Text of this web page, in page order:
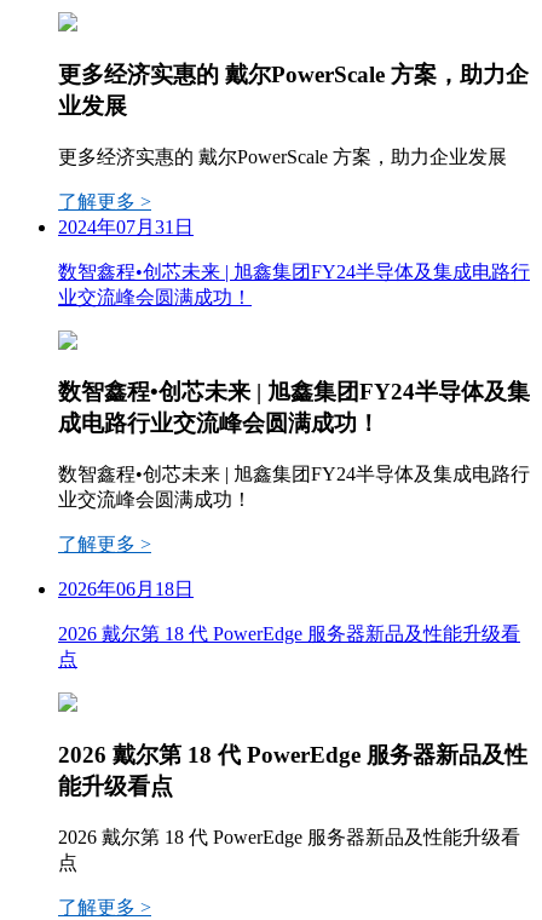
更多经济实惠的 戴尔PowerScale 方案，助力企
业发展
更多经济实惠的 戴尔PowerScale 方案，助力企业发展
了解更多 >
2024年07月31日
数智鑫程•创芯未来 | 旭鑫集团FY24半导体及集成电路行
业交流峰会圆满成功！
数智鑫程•创芯未来 | 旭鑫集团FY24半导体及集
成电路行业交流峰会圆满成功！
数智鑫程•创芯未来 | 旭鑫集团FY24半导体及集成电路行
业交流峰会圆满成功！
了解更多 >
2026年06月18日
2026 戴尔第 18 代 PowerEdge 服务器新品及性能升级看
点
2026 戴尔第 18 代 PowerEdge 服务器新品及性
能升级看点
2026 戴尔第 18 代 PowerEdge 服务器新品及性能升级看
点
了解更多 >